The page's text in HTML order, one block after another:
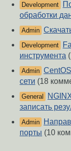
Development
обработки
Admin
Development
инструмента
Admin
сети (18
General
записать
Admin
порты (10